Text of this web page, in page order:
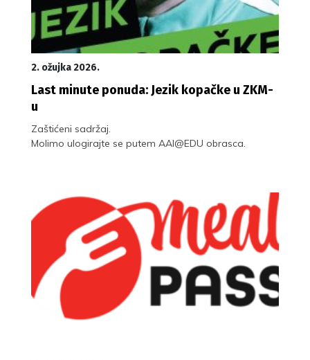
2. ožujka 2026.
Last minute ponuda: Jezik kopačke u ZKM-
u
Zaštićeni sadržaj.
Molimo ulogirajte se putem AAI@EDU obrasca.